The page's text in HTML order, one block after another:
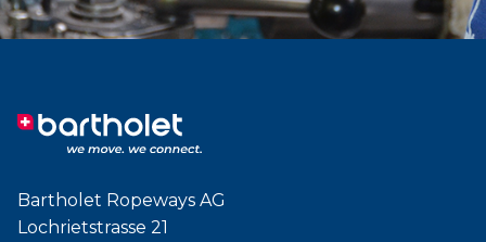
Bartholet Ropeways AG
Lochrietstrasse 21